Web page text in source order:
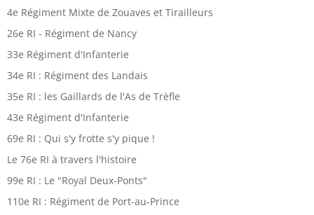
4e Régiment Mixte de Zouaves et Tirailleurs
26e RI - Régiment de Nancy
33e Régiment d'Infanterie
34e RI : Régiment des Landais
35e RI : les Gaillards de l'As de Trèfle
43e Régiment d'Infanterie
69e RI : Qui s'y frotte s'y pique !
Le 76e RI à travers l'histoire
99e RI : Le "Royal Deux-Ponts"
110e RI : Régiment de Port-au-Prince